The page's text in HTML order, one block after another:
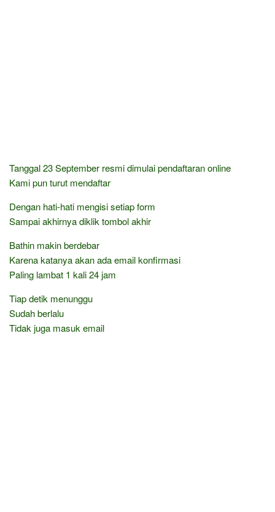
Tanggal 23 September resmi dimulai pendaftaran online
Kami pun turut mendaftar
Dengan hati-hati mengisi setiap form
Sampai akhirnya diklik tombol akhir
Bathin makin berdebar
Karena katanya akan ada email konfirmasi
Paling lambat 1 kali 24 jam
Tiap detik menunggu
Sudah berlalu
Tidak juga masuk email